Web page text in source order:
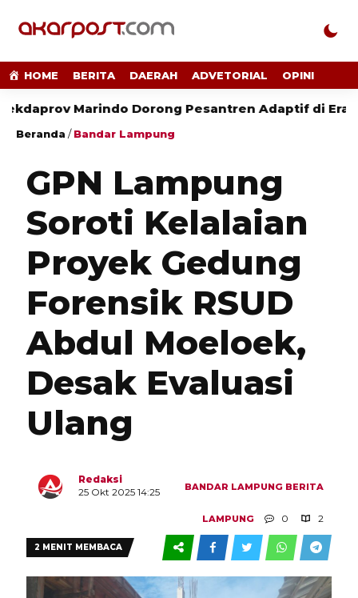
HOME BERITA DAERAH ADVETORIAL OPINI
Marindo Dorong Pesantren Adaptif di Era Digital
Beranda /Bandar Lampung
GPN Lampung
Soroti Kelalaian
Proyek Gedung
Forensik RSUD
Abdul Moeloek,
Desak Evaluasi
Ulang
Redaksi
25 Okt 2025 14:25
BANDAR LAMPUNG BERITA
LAMPUNG 0 2
2 MENIT MEMBACA